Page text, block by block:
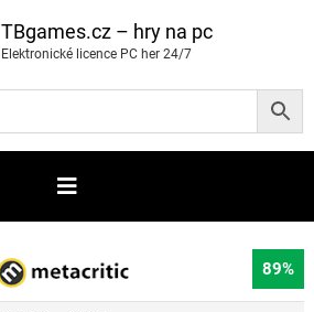
TBgames.cz – hry na pc
Elektronické licence PC her 24/7
89%